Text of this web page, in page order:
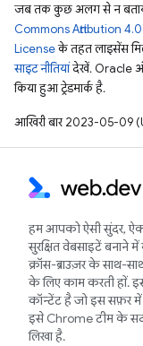
जब तक कुछ अलग से न
Commons Attribution
Licenseके तहत लाइसेंस
साइट नीतियांदेखें. Oracle
किया हुआ ट्रेडमार्क है.
आखिरी बार 2023-05-09
हम आपको ऐसी सुंदर,
सुरक्षित वेबसाइटें बनाने
क्रॉस-ब्राउज़र के साथ-
के लिए काम करती हों.
कॉन्टेंट है जो इस सफ़र
इसे Chrome टीम के
लिखा है.